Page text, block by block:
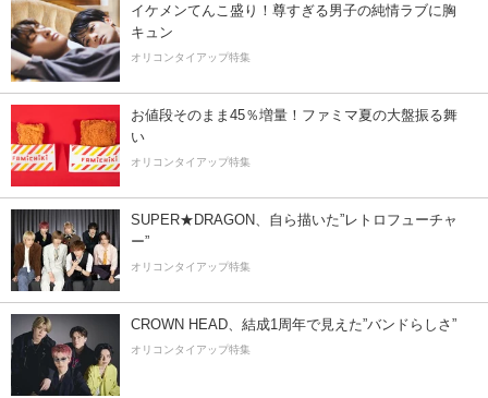
イケメンてんこ盛り！尊すぎる男子の純情ラブに胸
キュン
オリコンタイアップ特集
お値段そのまま45％増量！ファミマ夏の大盤振る舞
い
オリコンタイアップ特集
SUPER★DRAGON、自ら描いた”レトロフューチャ
ー”
オリコンタイアップ特集
CROWN HEAD、結成1周年で見えた”バンドらしさ”
オリコンタイアップ特集